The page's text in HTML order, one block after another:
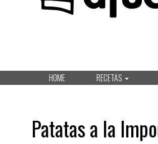
HOME RECETAS
Patatas a la